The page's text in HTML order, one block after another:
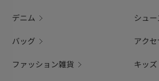
デニム シュー
バッグ アク
ファッション雑貨 キッズ